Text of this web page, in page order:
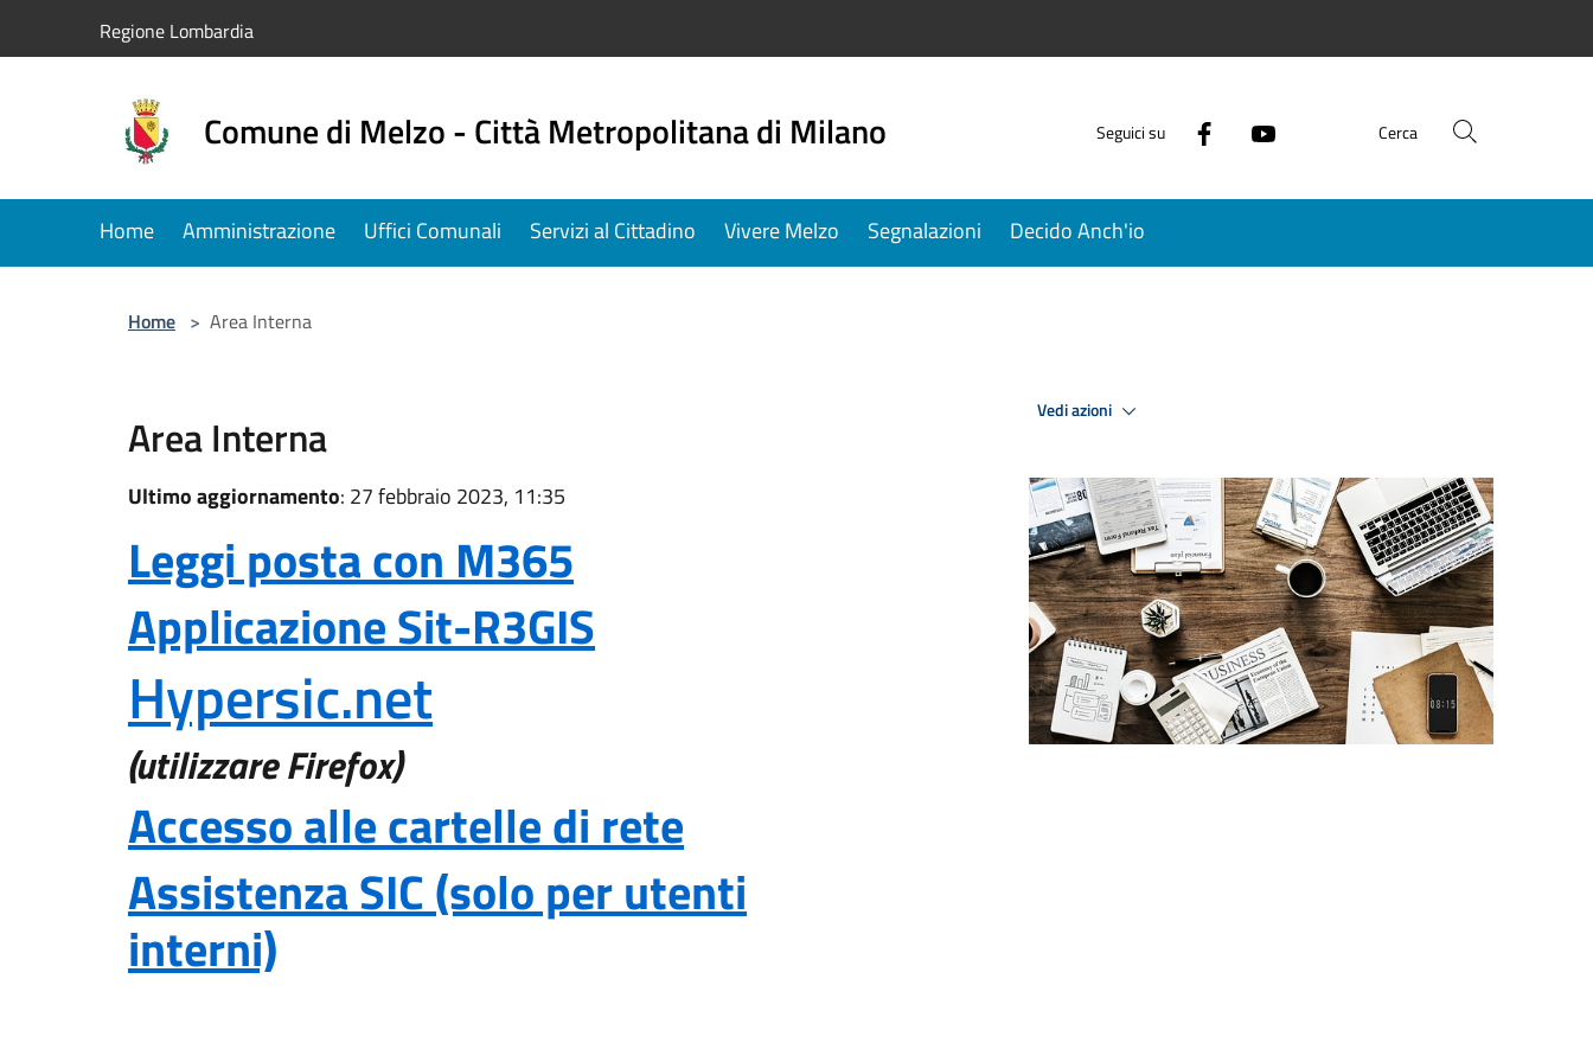
Regione Lombardia
Comune di Melzo - Città Metropolitana di Milano Seguici su Cerca
Home Amministrazione Uffici Comunali Servizi al Cittadino Vivere Melzo Segnalazioni Decido Anch'io
Home > Area Interna
Area Interna
Ultimo aggiornamento: 27 febbraio 2023, 11:35
Leggi posta con M365
Applicazione Sit-R3GIS
Hypersic.net
(utilizzare Firefox)
Accesso alle cartelle di rete
Assistenza SIC (solo per utenti
interni)
Vedi azioni